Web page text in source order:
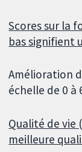
Scores sur la
bas signifient
Amélioration
échelle de 0 à
Qualité de vie
meilleure